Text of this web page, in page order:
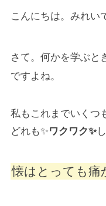
こんにちは。みれい
さて。何かを学ぶと
ですよね。
私もこれまでいくつ
どれも✨ワクワク✨
懐はとっても痛